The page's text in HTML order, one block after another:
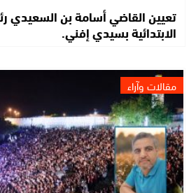
تعيين القاضي أسامة بن السعيدي
الابتدائية بسيدي إفني.
مقالات وآراء